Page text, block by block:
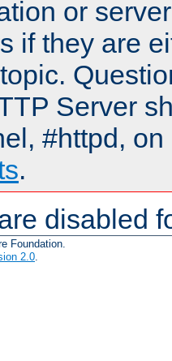
or
if they are
Server
#httpd,
.
disabled
Foundation.
2.0.